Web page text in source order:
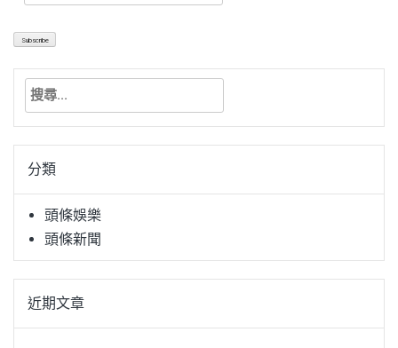
搜
關
字:分類
頭條娛樂
頭條新聞
近期文章